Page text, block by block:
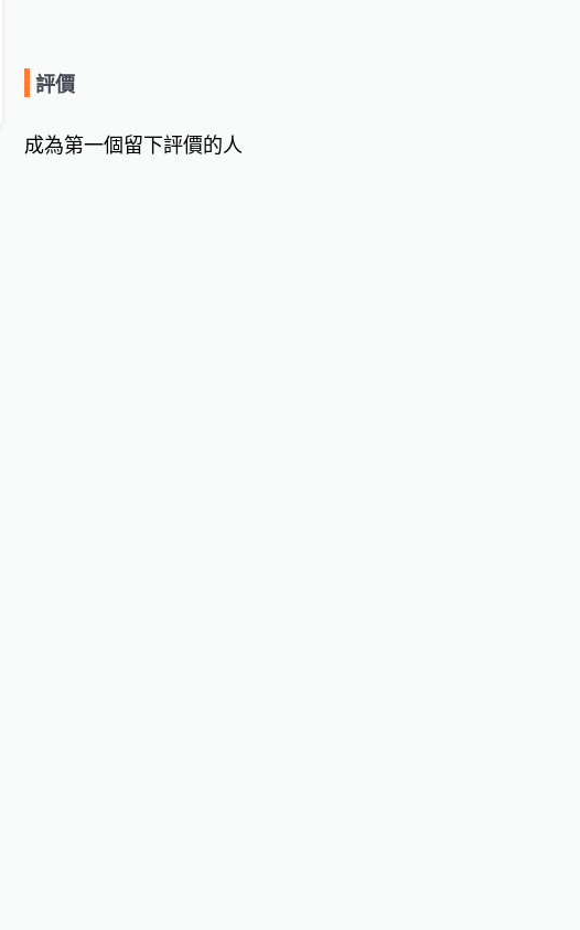
評價
成為第一個留下評價的人